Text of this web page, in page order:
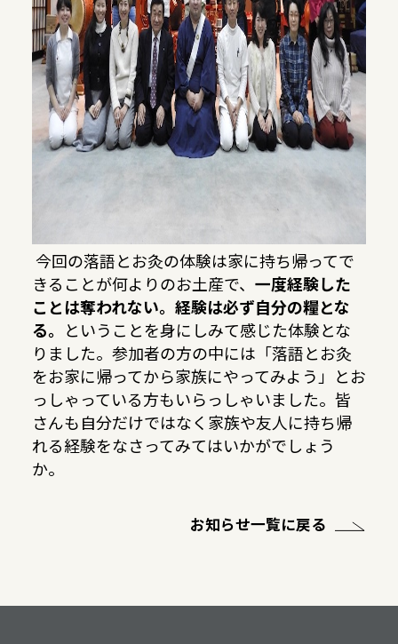
今回の落語とお灸の体験は家に持ち帰ってで
きることが何よりのお土産で、 一度経験した
ことは奪われない。経験は必ず自分の糧とな
る。 ということを身にしみて感じた体験とな
りました。参加者の方の中には「落語とお灸
をお家に帰ってから家族にやってみよう」とお
っしゃっている方もいらっしゃいました。皆
さんも自分だけではなく家族や友人に持ち帰
れる経験をなさってみてはいかがでしょう
か。
お知らせ一覧に戻る